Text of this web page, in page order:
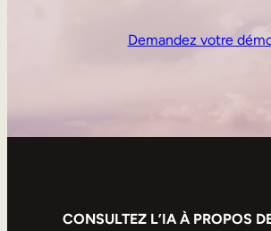
Demandez votre
CONSULTEZ L’IA À PROPOS